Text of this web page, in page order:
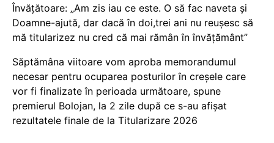
Învățătoare: „Am zis iau ce este. O să fac naveta și
Doamne-ajută, dar dacă în doi,trei ani nu reușesc să
mă titularizez nu cred că mai rămân în învățământ”
Săptămâna viitoare vom aproba memorandumul
necesar pentru ocuparea posturilor în creșele care
vor fi finalizate în perioada următoare, spune
premierul Bolojan, la 2 zile după ce s-au afișat
rezultatele finale de la Titularizare 2026